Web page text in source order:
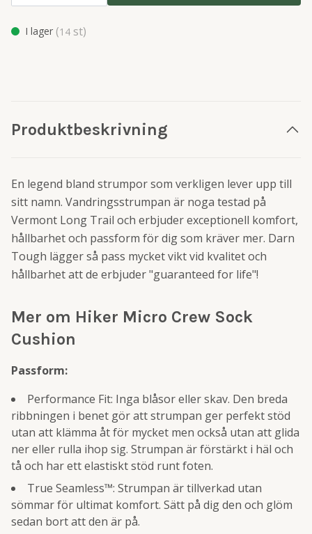
I lager (14 st)
Produktbeskrivning
En legend bland strumpor som verkligen lever upp till
sitt namn. Vandringsstrumpan är noga testad på
Vermont Long Trail och erbjuder exceptionell komfort,
hållbarhet och passform för dig som kräver mer. Darn
Tough lägger så pass mycket vikt vid kvalitet och
hållbarhet att de erbjuder "guaranteed for life"!
Mer om Hiker Micro Crew Sock
Cushion
Passform:
Performance Fit: Inga blåsor eller skav. Den breda
ribbningen i benet gör att strumpan ger perfekt stöd
utan att klämma åt för mycket men också utan att glida
ner eller rulla ihop sig. Strumpan är förstärkt i häl och
tå och har ett elastiskt stöd runt foten.
True Seamless™: Strumpan är tillverkad utan
sömmar för ultimat komfort. Sätt på dig den och glöm
sedan bort att den är på.